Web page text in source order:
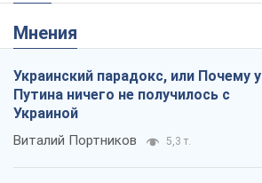
Мнения
Украинский парадокс, или Почему у
Путина ничего не получилось с
Украиной
Виталий Портников 5,3 т.